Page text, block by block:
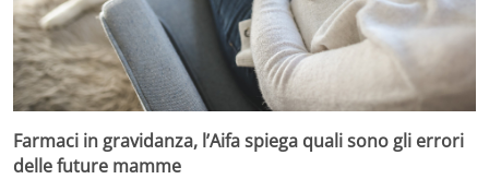
Farmaci in gravidanza, l’Aifa spiega quali sono gli errori
delle future mamme